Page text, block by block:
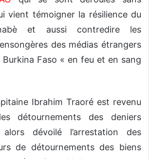
vient témoigner la résilience du
et aussi contredire les
des médias étrangers
Faso « en feu et en sang
Ibrahim Traoré est revenu
détournements des deniers
dévoilé l’arrestation des
de détournements des biens